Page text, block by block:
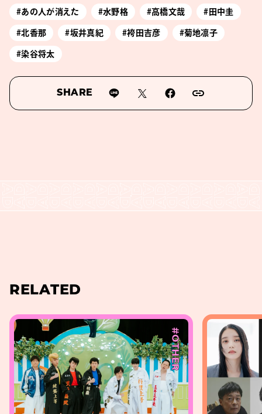
#あの人が消えた #水野格 #高橋文哉 #田中圭
#北香那 #坂井真紀 #袴田吉彦 #菊地凛子
#染谷将太
SHARE
RELATED
#OTHER